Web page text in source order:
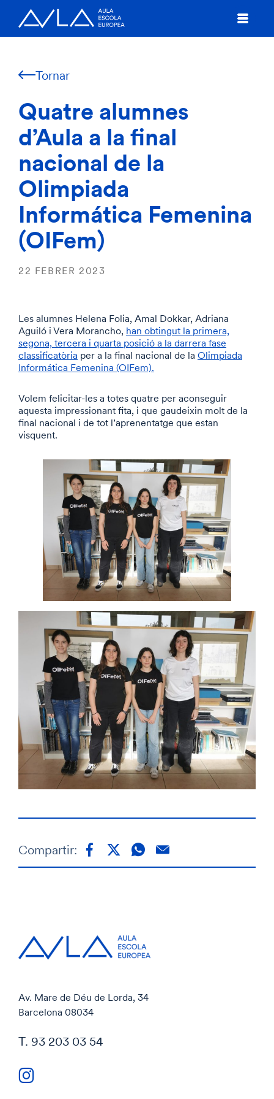
Tornar
Quatre alumnes
d’Aula a la final
nacional de la
Olimpiada
Informática Femenina
(OIFem)
22 FEBRER 2023
Les alumnes Helena Folia, Amal Dokkar, Adriana
Aguiló i Vera Morancho, han obtingut la primera,
segona, tercera i quarta posició a la darrera fase
classificatòria per a la final nacional de la Olimpiada
Informática Femenina (OIFem).
Volem felicitar-les a totes quatre per aconseguir
aquesta impressionant fita, i que gaudeixin molt de la
final nacional i de tot l’aprenentatge que estan
visquent.
Compartir:
Av. Mare de Déu de Lorda, 34
Barcelona 08034
T. 93 203 03 54